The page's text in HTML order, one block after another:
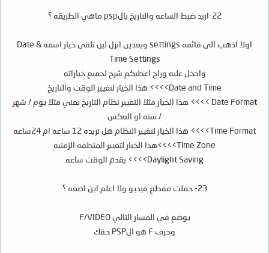
22-اريد ضبط الساعه والتاريخ بالpsp ماهي الطريقه ؟
اولا اذهب الى قائمه settings وبعدين انزل لين تلقى خيار اسمه Date &
Time Settings
وادخل عليه وراح اعطيكم شرح لجميع خياراته
Date and Time>>>> هذا الخيار لتغيير الوقت والتاريخ
Date Format >>>> هذا الخيار مثلا التغيير نظام التاريخ يعني مثلا يوم / شهر
/ سنه او العكس
Time Format>>>> هذا الخيار لتغيير النظام هل تريده 12 ساعه ام 24ساعه
Time Zone>>>>هذا الخيار لتغيير المنطقه الزمنيه
Daylight Saving>>>> يقدم الوقت ساعه
23- حملت مقطع فيديو ولا اعلم اين اضعه ؟
يوضع في المسار التالي F/VIDEO
وحرف F هو الPSP حقك